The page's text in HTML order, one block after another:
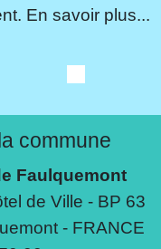
En savoir plus...
commune
Faulquemont
de Ville - BP 63
- FRANCE